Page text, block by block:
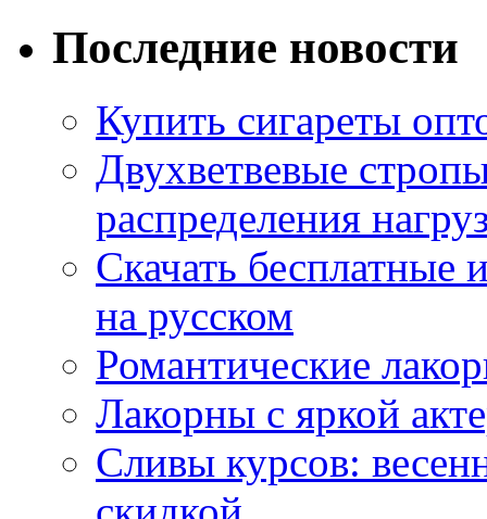
Последние новости
Купить сигареты
Двухветвевые
распределения
Скачать
на русском
Романтические
Лакорны с яркой
Сливы курсов: